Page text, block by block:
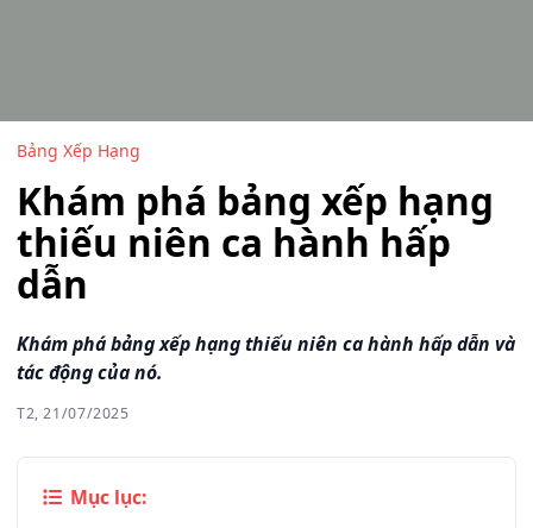
Bảng Xếp Hạng
Khám phá bảng xếp hạng
thiếu niên ca hành hấp
dẫn
Khám phá bảng xếp hạng thiếu niên ca hành hấp dẫn và
tác động của nó.
T2, 21/07/2025
Mục lục: